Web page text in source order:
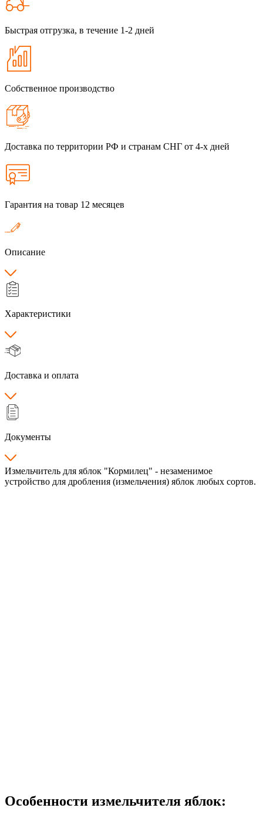
Быстрая отгрузка, в течение 1-2 дней
Собственное производство
Доставка по территории РФ и странам СНГ от 4-х дней
Гарантия на товар 12 месяцев
Описание
Характеристики
Доставка и оплата
Документы
Измельчитель для яблок "Кормилец" - незаменимое
устройство для дробления (измельчения) яблок любых сортов.
Особенности измельчителя яблок: